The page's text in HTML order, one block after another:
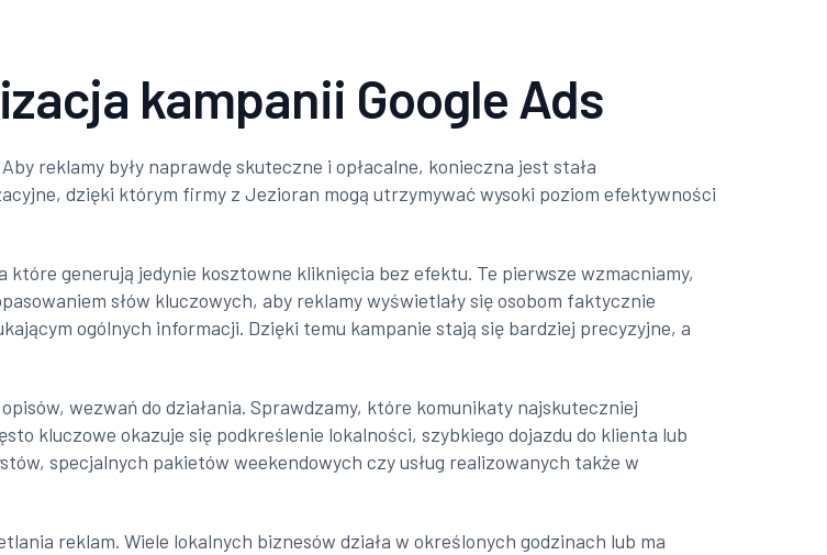
kampanii Google Ads
reklamy były naprawdę skuteczne i opłacalne, konieczna jest stała
dzięki którym firmy z Jezioran mogą utrzymywać wysoki poziom efektywności
generują jedynie kosztowne kliknięcia bez efektu. Te pierwsze wzmacniamy,
słów kluczowych, aby reklamy wyświetlały się osobom faktycznie
ogólnych informacji. Dzięki temu kampanie stają się bardziej precyzyjne, a
wezwań do działania. Sprawdzamy, które komunikaty najskuteczniej
kluczowe okazuje się podkreślenie lokalności, szybkiego dojazdu do klienta lub
specjalnych pakietów weekendowych czy usług realizowanych także w
reklam. Wiele lokalnych biznesów działa w określonych godzinach lub ma